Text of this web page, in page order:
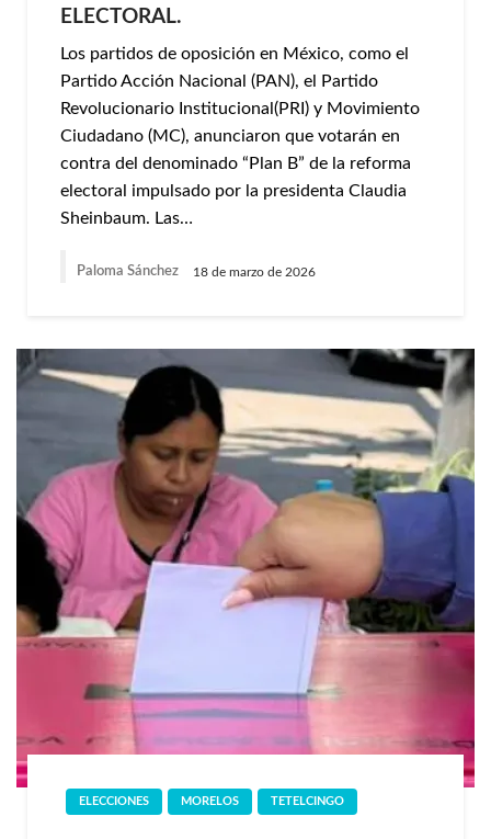
ELECTORAL.
Los partidos de oposición en México, como el
Partido Acción Nacional (PAN), el Partido
Revolucionario Institucional(PRI) y Movimiento
Ciudadano (MC), anunciaron que votarán en
contra del denominado “Plan B” de la reforma
electoral impulsado por la presidenta Claudia
Sheinbaum. Las…
Paloma Sánchez 18 de marzo de 2026
ELECCIONES MORELOS TETELCINGO